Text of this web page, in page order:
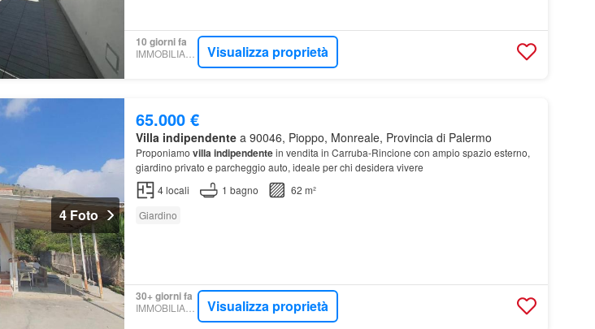
10 giorni fa
IMMOBILIARE.IT Visualizza proprietà
4 Foto
65.000 €
Villa indipendentea 90046, Pioppo, Monreale, Provincia di Palermo
Proponiamo villa indipendentein vendita in Carruba-Rincione con ampio spazio esterno,
giardino privato e parcheggio auto, ideale per chi desidera vivere
4locali 1 bagno
62 m²
Giardino
30+ giorni fa
IMMOBILIARE.IT Visualizza proprietà